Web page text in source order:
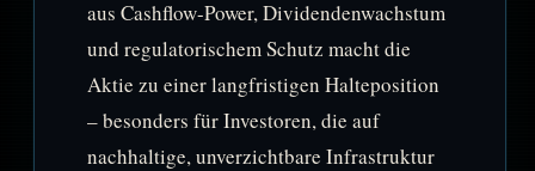
aus Cashflow-Power, Dividendenwachstum
und regulatorischem Schutz macht die
Aktie zu einer langfristigen Halteposition
– besonders für Investoren, die auf
nachhaltige, unverzichtbare Infrastruktur